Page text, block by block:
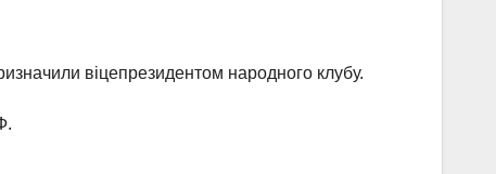
віцепрезидентом народного клубу.